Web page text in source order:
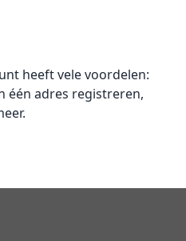
heeft vele voordelen:
één adres registreren,